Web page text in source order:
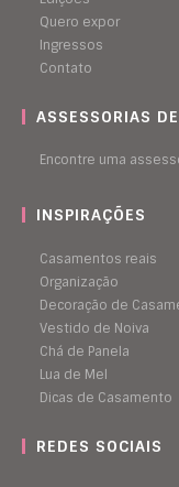
Quero expor
Ingressos
Contato
ASSESSORIAS
Encontre uma
INSPIRAÇÕES
Casamentos reais
Organização
Decoração de
Vestido de Noiva
Chá de Panela
Lua de Mel
Dicas de Casamento
REDES SOCIAIS